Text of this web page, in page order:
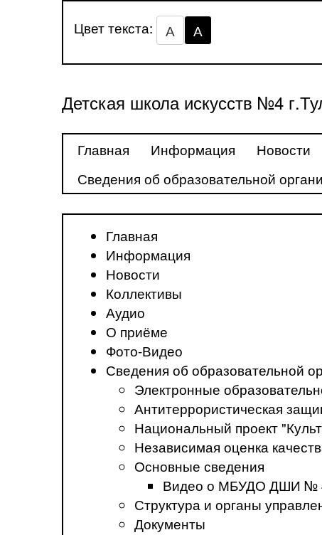
Цвет текста: А А
Детская школа искусств №4
Главная Информация Новости
Сведения об образовательной
Главная
Информация
Новости
Коллективы
Аудио
О приёме
Фото-Видео
Сведения об образовательной
Электронные
Антитеррористическая
Национальный проект
Независимая оценка
Основные сведения
Видео о МБУДО ДШИ №
Структура и органы
Документы